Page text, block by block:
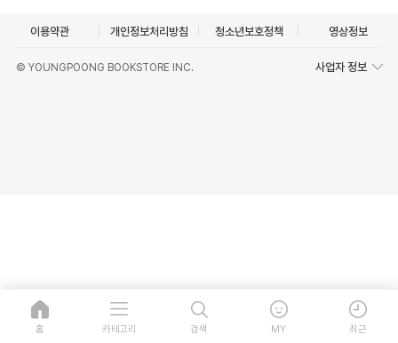
이용약관 개인정보처리방침 청소년보호정책 영상정보
© YOUNGPOONG BOOKSTORE INC. 사업자 정보
홈 카테고리 검색 MY 최근